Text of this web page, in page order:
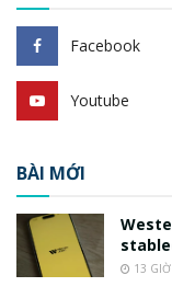
Facebook
Youtube
BÀI MỚI
13